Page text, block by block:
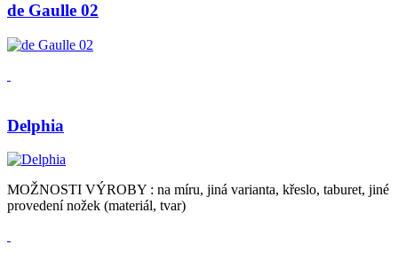
de Gaulle 02
Delphia
MOŽNOSTI VÝROBY : na míru, jiná varianta, křeslo, taburet, jiné
provedení nožek (materiál, tvar)